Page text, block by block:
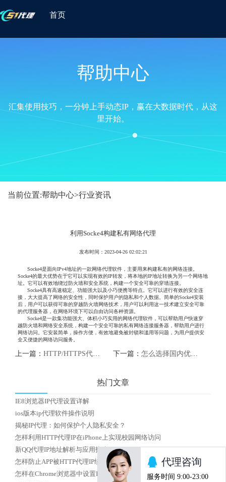
首页
帮助中心
汇集使用技巧，一分钟上手动态IP，赢在大数据时代，从这
里开始。
当前位置:帮助中心>行业资讯
利用Socke4构建私有网络代理
发布时间：2023-04-26 02:02:21
Socke4是面向IPv4地址的一款网络代理软件，主要用来构建私有的网络连接。
Socke4的最大优势在于它可以实现有效的IP转发，将本地的IP地址转换为另一个网络地
址。它可以有效地绕过防火墙和安全系统，构建一个安全可靠的穿墙连接。
Socke4具有高速稳定、功能强大以及小巧便携等特点。它可以进行有效的安全连
接，大大提高了网络的安全性，同时保护用户的隐私和个人数据。简单的Socke4安装
后，用户可以获得可靠的穿越防火墙网络技术，用户可以利用这一技术建立安全可靠
的代理服务器，在网络环境下可以自由访问各种资源。
Socke4是一款集功能强大、体积小巧实用的网络代理软件，可以帮助用户快速穿
越防火墙和网络安全系统，构建一个安全可靠的私有网络连接服务器，帮助用户进行
网络访问。它安装简单，操作方便，有效地避免被封锁和滥用等问题，为用户提供安
全又便捷的网络访问服务。
上一篇： HTTP/HTTPS代理服务器：保护网络连接安全的重要工具 下一篇： 怎么选择国内优质HTTP代理IP
热门文章
IE8浏览器IP代理设置详解
ios版本ip代理软件操作说明
揭秘IP代理：如何保护个人隐私安全？
怎样利用HTTP代理IP在iPhone上实现校园网络访问
新QQ代理IP地址解析与应用指南
怎样防止APP被HTTP代理IP绕过
怎样在Chrome浏览器中设置IP代理